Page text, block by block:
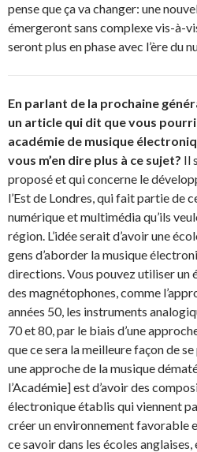
pense que ça va changer: une
émergeront sans complexe vis-à-
seront plus en phase avec l’ère du
En parlant de la prochaine
un article qui dit que vous
académie de musique
vous m’en dire plus à ce sujet? Il
proposé et qui concerne le
l’Est de Londres, qui fait partie de
numérique et multimédia qu’ils
région. L’idée serait d’avoir une
gens d’aborder la musique
directions. Vous pouvez utiliser un
des magnétophones, comme
années 50, les instruments
70 et 80, par le biais d’une
que ce sera la meilleure façon de
une approche de la musique
l’Académie] est d’avoir des
électronique établis qui viennent
créer un environnement favorable
ce savoir dans les écoles